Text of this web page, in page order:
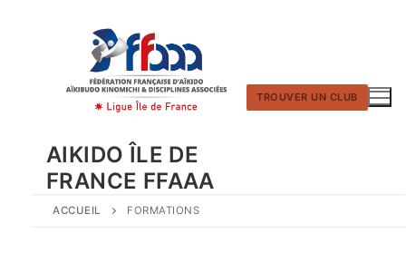
AIKIDO ÎLE DE
FRANCE FFAAA
TROUVER UN CLUB
ACCUEIL FORMATIONS